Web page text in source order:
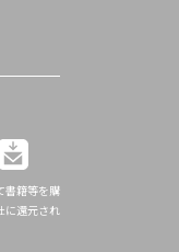
書籍等を購
に還元され